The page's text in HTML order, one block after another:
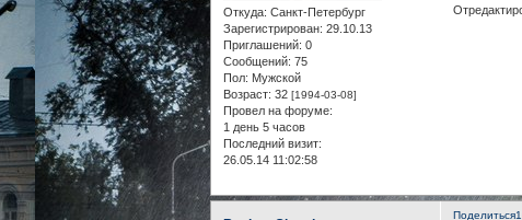
Откуда: Санкт-Петербург
Зарегистрирован: 29.10.13
Приглашений: 0
Сообщений: 75
Пол: Мужской
Возраст: 32 [1994-03-08]
Провел на форуме:
1 день 5 часов
Последний визит:
26.05.14 11:02:58
Поделиться